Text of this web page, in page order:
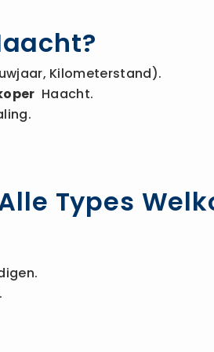
Kilometerstand).
Haacht.
Types